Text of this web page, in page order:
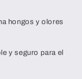
hongos y olores
y seguro para el